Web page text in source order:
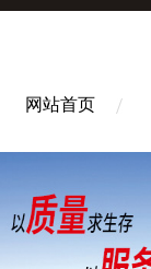
网站首页